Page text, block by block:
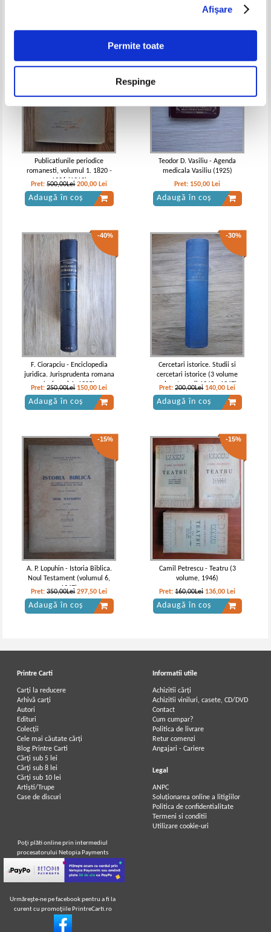
Afişare
Permite toate
Respinge
-60%
Publicatiunile periodice
romanesti, volumul 1. 1820 -
1906 (1913)
Pret:500,00Lei 200,00 Lei
Adaugă în coș
Teodor D. Vasiliu - Agenda
medicala Vasiliu (1925)
Pret: 150,00 Lei
Adaugă în coș
-40%
F. Ciorapciu - Enciclopedia
juridica. Jurisprudenta romana
(volumul 1, 1905)
Pret:250,00Lei 150,00 Lei
Adaugă în coș
-30%
Cercetari istorice. Studii si
cercetari istorice (3 volume
colegate, anii 1943 - 1947)
Pret:200,00Lei 140,00 Lei
Adaugă în coș
-15%
A. P. Lopuhin - Istoria Biblica.
Noul Testament (volumul 6,
1947)
Pret:350,00Lei 297,50 Lei
Adaugă în coș
-15%
Camil Petrescu - Teatru (3
volume, 1946)
Pret:160,00Lei 136,00 Lei
Adaugă în coș
Printre Carti
Carți la reducere
Arhivă carți
Autori
Edituri
Colecții
Cele mai căutate cărți
Blog Printre Carti
Cărţi sub 5 lei
Cărţi sub 8 lei
Cărţi sub 10 lei
Artiști/Trupe
Case de discuri
Informatii utile
Achizitii cărți
Achizitii viniluri, casete, CD/DVD
Contact
Cum cumpar?
Politica de livrare
Retur comenzi
Angajari - Cariere
Legal
ANPC
Soluționarea online a litigiilor
Politica de confidentialitate
Termeni si conditii
Utilizare cookie-uri
Poţi plăti online prin intermediul
procesatorului Netopia Payments
Urmăreşte-ne pe facebook pentru a fi la
curent cu promoţiile PrintreCarti.ro